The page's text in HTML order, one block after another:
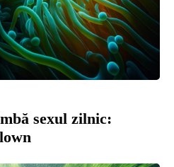
sexul zilnic: